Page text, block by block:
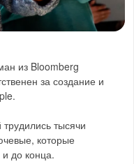
из Bloomberg
за создание и
тысячи
которые
до конца.